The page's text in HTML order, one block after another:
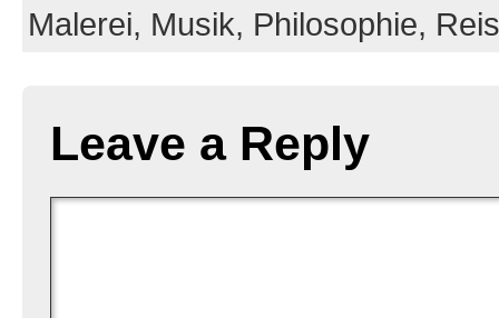
Malerei, Musik, Philosophie,
Leave a Reply